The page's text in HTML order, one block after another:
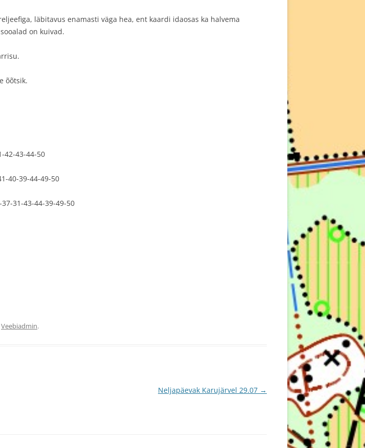
läbitavus enamasti väga hea, ent kaardi idaosas ka halvema
on kuivad.
õõtsik.
42-43-44-50
40-39-44-49-50
31-43-44-39-49-50
Veebiadmin.
Neljapäevak Karujärvel 29.07 →